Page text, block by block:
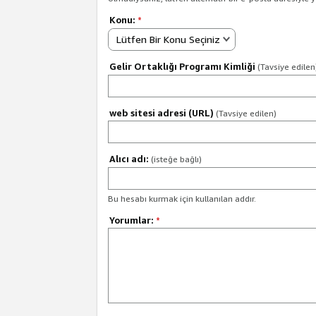
Konu: *
Lütfen Bir Konu Seçiniz
Gelir Ortaklığı Programı Kimliği (Tavsiye
web sitesi adresi (URL) (Tavsiye edilen)
Alıcı adı: (isteğe bağlı)
Bu hesabı kurmak için kullanılan addır.
Yorumlar: *